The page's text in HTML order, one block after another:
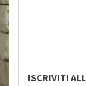
ISCRIVITI